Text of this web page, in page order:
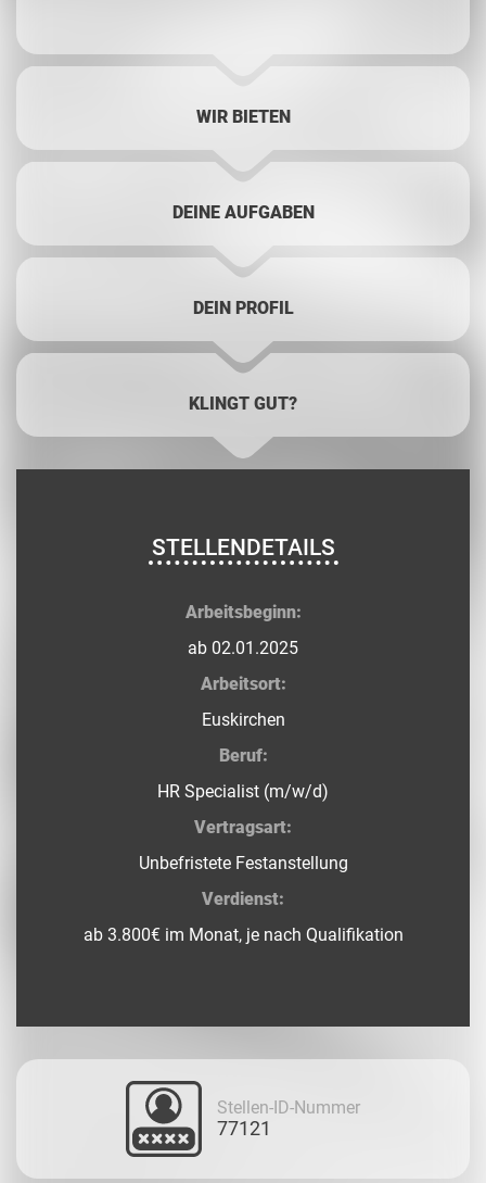
WIR BIETEN
DEINE AUFGABEN
DEIN PROFIL
KLINGT GUT?
STELLENDETAILS
Arbeitsbeginn:
ab 02.01.2025
Arbeitsort:
Euskirchen
Beruf:
HR Specialist (m/w/d)
Vertragsart:
Unbefristete Festanstellung
Verdienst:
ab 3.800€ im Monat, je nach Qualifikation
Stellen-ID-Nummer
77121